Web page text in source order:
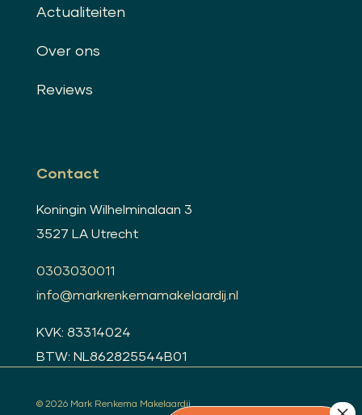
Actualiteiten
Over ons
Reviews
Contact
Koningin Wilhelminalaan 3
3527 LA Utrecht
0303030011
info@markrenkemamakelaardij.nl
KVK: 83314024
BTW: NL862825544B01
© 2026 Mark Renkema Makelaardij